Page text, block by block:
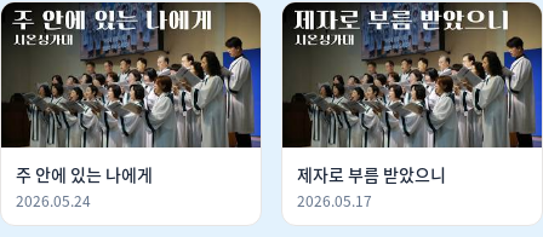
주 안에 있는 나에게
2026.05.24
제자로 부름 받았으니
2026.05.17